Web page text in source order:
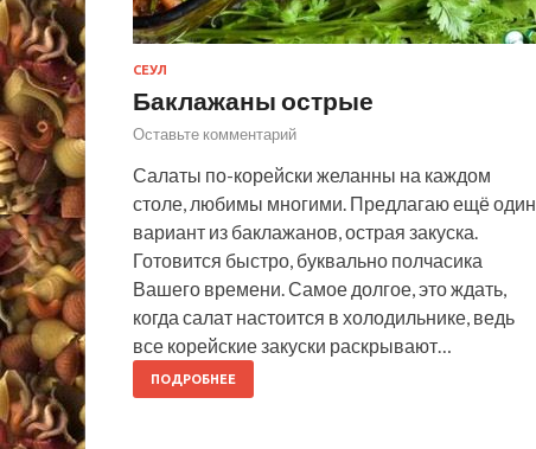
СЕУЛ
Баклажаны острые
Оставьте комментарий
Салаты по-корейски желанны на каждом
столе, любимы многими. Предлагаю ещё один
вариант из баклажанов, острая закуска.
Готовится быстро, буквально полчасика
Вашего времени. Самое долгое, это ждать,
когда салат настоится в холодильнике, ведь
все корейские закуски раскрывают…
ПОДРОБНЕЕ